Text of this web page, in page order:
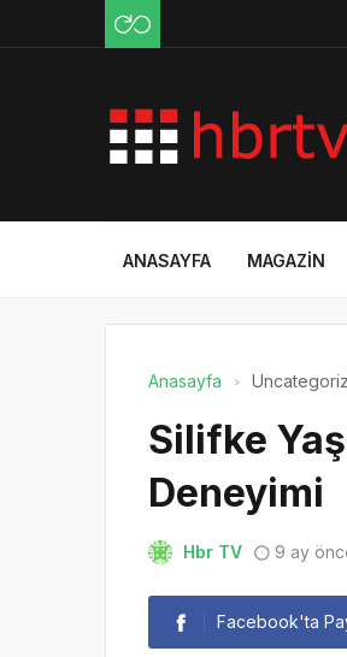
ANASAYFA MAGAZIN
Anasayfa
Silifke
Deneyimi
Hbr TV 9 ay
Facebook'ta